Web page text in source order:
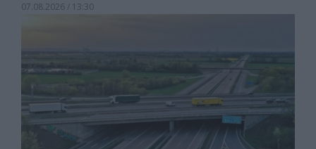
07.08.2026 / 13:30